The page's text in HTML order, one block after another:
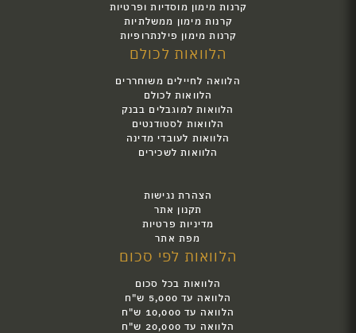
קרנות מימון מוסדיות ופרטיות
קרנות מימון ממשלתיות
קרנות מימון פילנתרופיות
הלוואות לכולם
הלוואה לחיילים משוחררים
הלוואות לכולם
הלוואות למוגבלים בבנק
הלוואות לסטודנטים
הלוואות לעובדי מדינה
הלוואות לשכירים
הצהרת נגישות
תקנון אתר
מדיניות פרטיות
מפת אתר
הלוואות לפי סכום
הלוואות בכל סכום
הלוואה עד 5,000 ש"ח
הלוואה עד 10,000 ש"ח
הלוואה עד 20,000 ש"ח